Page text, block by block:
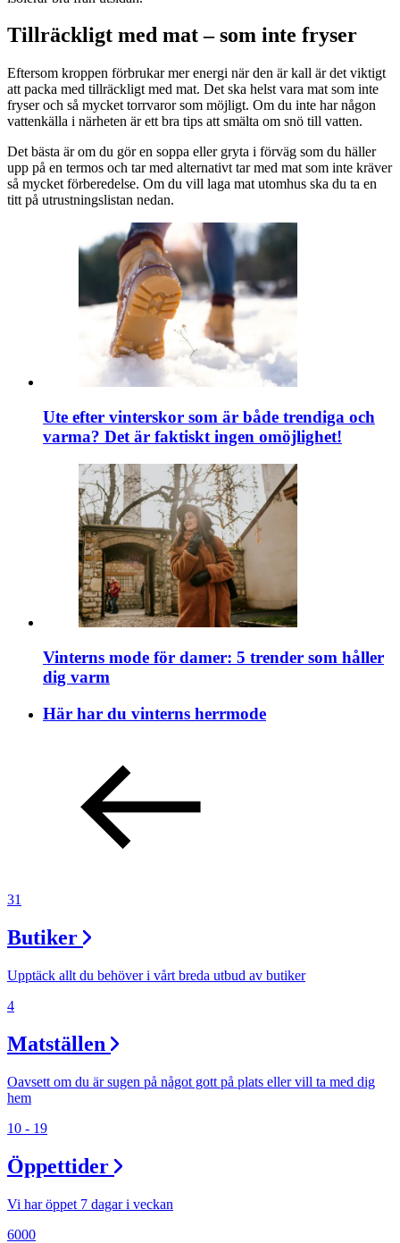
Tillräckligt med mat – som inte fryser
Eftersom kroppen förbrukar mer energi när den är kall är det viktigt
att packa med tillräckligt med mat. Det ska helst vara mat som inte
fryser och så mycket torrvaror som möjligt. Om du inte har någon
vattenkälla i närheten är ett bra tips att smälta om snö till vatten.
Det bästa är om du gör en soppa eller gryta i förväg som du häller
upp på en termos och tar med alternativt tar med mat som inte kräver
så mycket förberedelse. Om du vill laga mat utomhus ska du ta en
titt på utrustningslistan nedan.
Ute efter vinterskor som är både trendiga och
varma? Det är faktiskt ingen omöjlighet!
Vinterns mode för damer: 5 trender som håller
dig varm
Här har du vinterns herrmode
31
Butiker
Upptäck allt du behöver i vårt breda utbud av butiker
4
Matställen
Oavsett om du är sugen på något gott på plats eller vill ta med dig
hem
10 - 19
Öppettider
Vi har öppet 7 dagar i veckan
6000